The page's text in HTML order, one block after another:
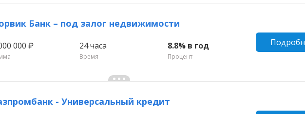
Банк – под залог недвижимости
000 ₽ 24 часа
Время
8.8% в год
Процент
- Универсальный кредит